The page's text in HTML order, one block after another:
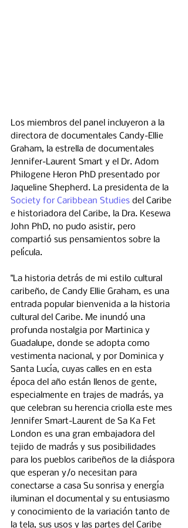
Los miembros del panel incluyeron a la
directora de documentales Candy-Ellie
Graham, la estrella de documentales
Jennifer-Laurent Smart y el Dr. Adom
Philogene Heron PhD presentado por
Jaqueline Shepherd. La presidenta de la
Society for Caribbean Studies del Caribe
e historiadora del Caribe, la Dra. Kesewa
John PhD, no pudo asistir, pero
compartió sus pensamientos sobre la
película.
"La historia detrás de mi estilo cultural
caribeño, de Candy Ellie Graham, es una
entrada popular bienvenida a la historia
cultural del Caribe. Me inundó una
profunda nostalgia por Martinica y
Guadalupe, donde se adopta como
vestimenta nacional, y por Dominica y
Santa Lucía, cuyas calles en en esta
época del año están llenos de gente,
especialmente en trajes de madrás, ya
que celebran su herencia criolla este mes
Jennifer Smart-Laurent de Sa Ka Fet
London es una gran embajadora del
tejido de madrás y sus posibilidades
para los pueblos caribeños de la diáspora
que esperan y/o necesitan para
conectarse a casa Su sonrisa y energía
iluminan el documental y su entusiasmo
y conocimiento de la variación tanto de
la tela, sus usos y las partes del Caribe